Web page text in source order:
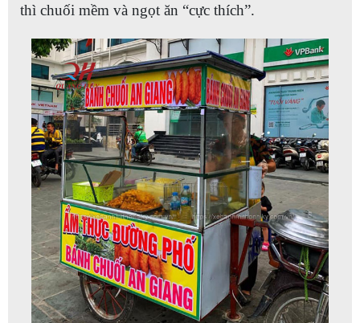
thì chuối mềm và ngọt ăn “cực thích”.